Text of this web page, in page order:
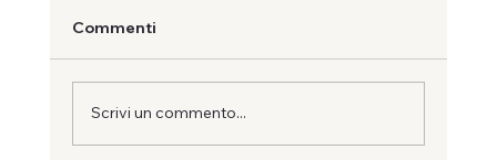
Commenti
Scrivi un commento...